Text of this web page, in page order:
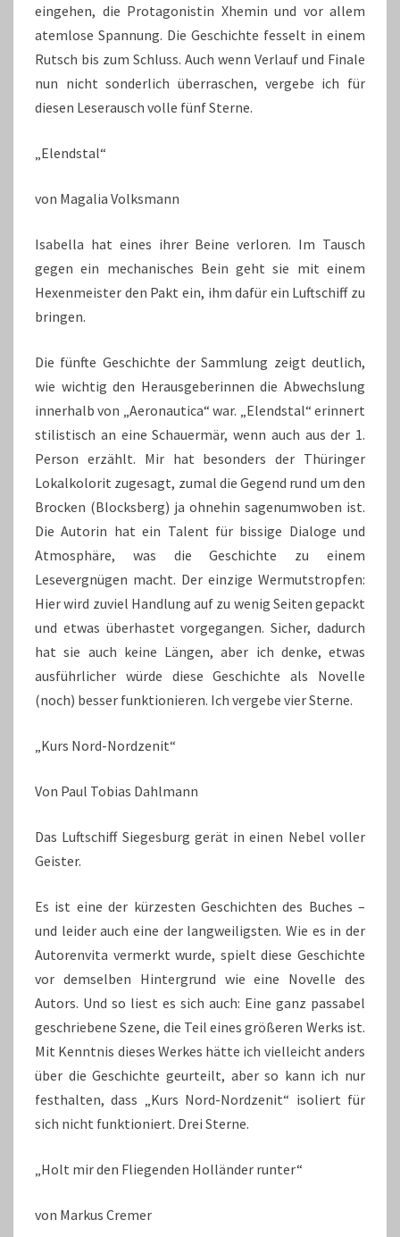
eingehen, die Protagonistin Xhemin und vor allem
atemlose Spannung. Die Geschichte fesselt in einem
Rutsch bis zum Schluss. Auch wenn Verlauf und Finale
nun nicht sonderlich überraschen, vergebe ich für
diesen Leserausch volle fünf Sterne.
„Elendstal“
von Magalia Volksmann
Isabella hat eines ihrer Beine verloren. Im Tausch
gegen ein mechanisches Bein geht sie mit einem
Hexenmeister den Pakt ein, ihm dafür ein Luftschiff zu
bringen.
Die fünfte Geschichte der Sammlung zeigt deutlich,
wie wichtig den Herausgeberinnen die Abwechslung
innerhalb von „Aeronautica“ war. „Elendstal“ erinnert
stilistisch an eine Schauermär, wenn auch aus der 1.
Person erzählt. Mir hat besonders der Thüringer
Lokalkolorit zugesagt, zumal die Gegend rund um den
Brocken (Blocksberg) ja ohnehin sagenumwoben ist.
Die Autorin hat ein Talent für bissige Dialoge und
Atmosphäre, was die Geschichte zu einem
Lesevergnügen macht. Der einzige Wermutstropfen:
Hier wird zuviel Handlung auf zu wenig Seiten gepackt
und etwas überhastet vorgegangen. Sicher, dadurch
hat sie auch keine Längen, aber ich denke, etwas
ausführlicher würde diese Geschichte als Novelle
(noch) besser funktionieren. Ich vergebe vier Sterne.
„Kurs Nord-Nordzenit“
Von Paul Tobias Dahlmann
Das Luftschiff Siegesburg gerät in einen Nebel voller
Geister.
Es ist eine der kürzesten Geschichten des Buches –
und leider auch eine der langweiligsten. Wie es in der
Autorenvita vermerkt wurde, spielt diese Geschichte
vor demselben Hintergrund wie eine Novelle des
Autors. Und so liest es sich auch: Eine ganz passabel
geschriebene Szene, die Teil eines größeren Werks ist.
Mit Kenntnis dieses Werkes hätte ich vielleicht anders
über die Geschichte geurteilt, aber so kann ich nur
festhalten, dass „Kurs Nord-Nordzenit“ isoliert für
sich nicht funktioniert. Drei Sterne.
„Holt mir den Fliegenden Holländer runter“
von Markus Cremer